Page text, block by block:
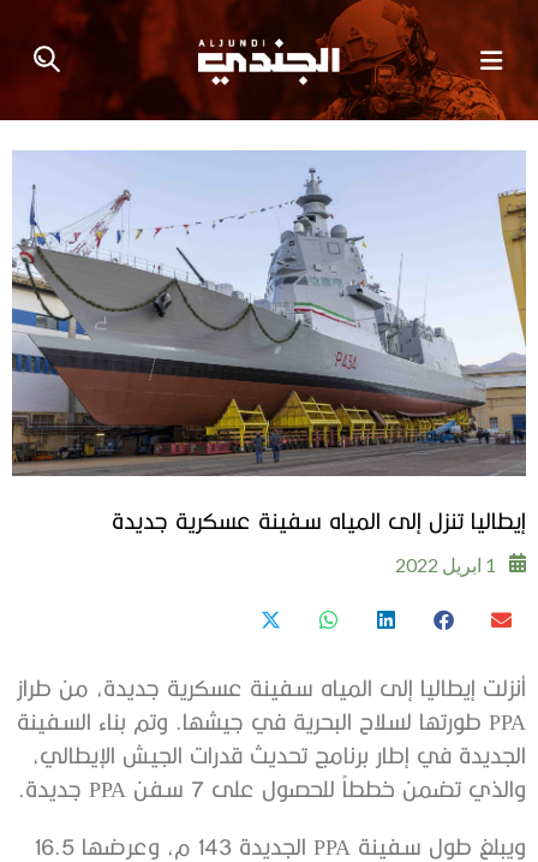
إيطاليا تنزل إلى المياه سفينة عسكرية جديدة
1 ابريل 2022
أنزلت إيطاليا إلى المياه سفينة عسكرية جديدة، من طراز
PPA طورتها لسلاح البحرية في جيشها. وتم بناء السفينة
الجديدة في إطار برنامج تحديث قدرات الجيش الإيطالي،
والذي تضمن خططاً للحصول على 7 سفن PPA جديدة.
ويبلغ طول سفينة PPA الجديدة 143 م، وعرضها 16.5